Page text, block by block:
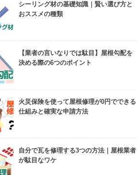
シーリング材の基礎知識｜賢い選び方と
おススメの種類
【業者の言いなりでは駄目】屋根勾配を
決める際の6つのポイント
火災保険を使って屋根修理が0円でできる
仕組みと確実な申請方法
自分で瓦を修理する3つの方法｜屋根業者
が駄目なワケ